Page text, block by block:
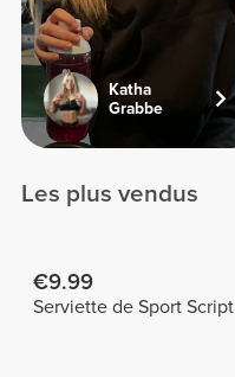
Katha
Grabbe
Les plus vendus
€9.99
Serviette de Sport Script